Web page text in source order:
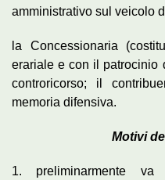
amministrativo sul veicolo
la Concessionaria
erariale e con il patrocinio
controricorso; il
memoria difensiva.
Motivi
1. preliminarmente va